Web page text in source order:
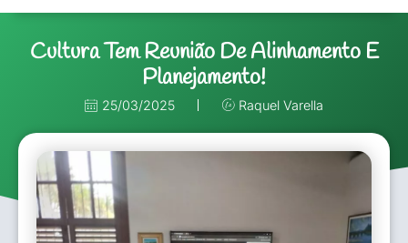
Cultura Tem Reunião De Alinhamento E
Planejamento!
25/03/2025 Raquel Varella